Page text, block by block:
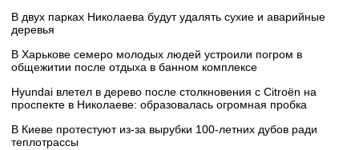
В двух парках Николаева будут удалять сухие и аварийные
деревья
В Харькове семеро молодых людей устроили погром в
общежитии после отдыха в банном комплексе
Hyundai влетел в дерево после столкновения с Citroën на
проспекте в Николаеве: образовалась огромная пробка
В Киеве протестуют из-за вырубки 100-летних дубов ради
теплотрассы